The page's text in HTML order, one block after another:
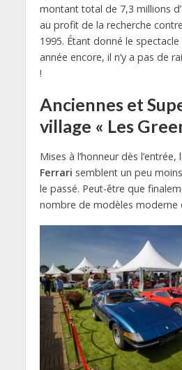
montant total de 7,3 millions
au profit de la recherche
1995. Étant donné le
année encore, il n’y a pas de
!
Anciennes et
village « Les
Mises à l’honneur dès l’entrée,
Ferrari semblent un peu
le passé. Peut-être que
nombre de modèles moderne